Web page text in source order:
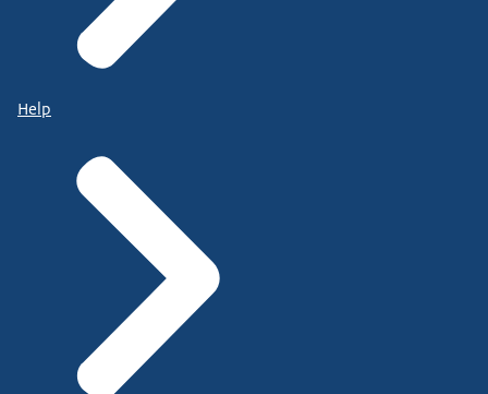
Help